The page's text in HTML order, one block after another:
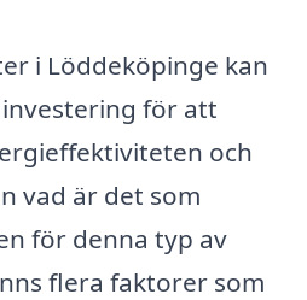
i Löddeköpinge kan
för att
och
vad är det som
för denna typ av
flera faktorer som